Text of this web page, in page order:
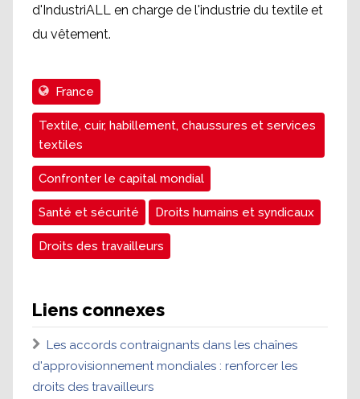
d'IndustriALL en charge de l'industrie du textile et
du vêtement.
France
Textile, cuir, habillement, chaussures et services
textiles
Confronter le capital mondial
Santé et sécurité Droits humains et syndicaux
Droits des travailleurs
Liens connexes
Les accords contraignants dans les chaînes
d'approvisionnement mondiales : renforcer les
droits des travailleurs